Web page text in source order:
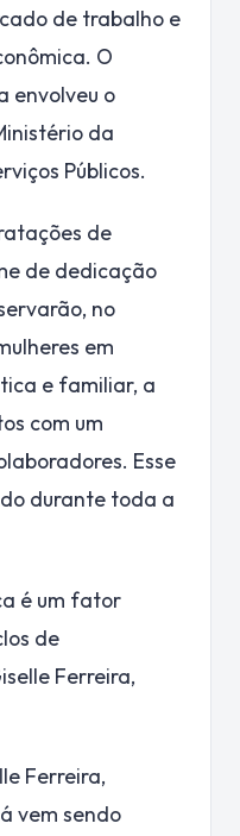
de trabalho e
O
envolveu o
da
Públicos.
de
de dedicação
no
em
e familiar, a
com um
Esse
durante toda a
é um fator
de
Ferreira,
Ferreira,
vem sendo